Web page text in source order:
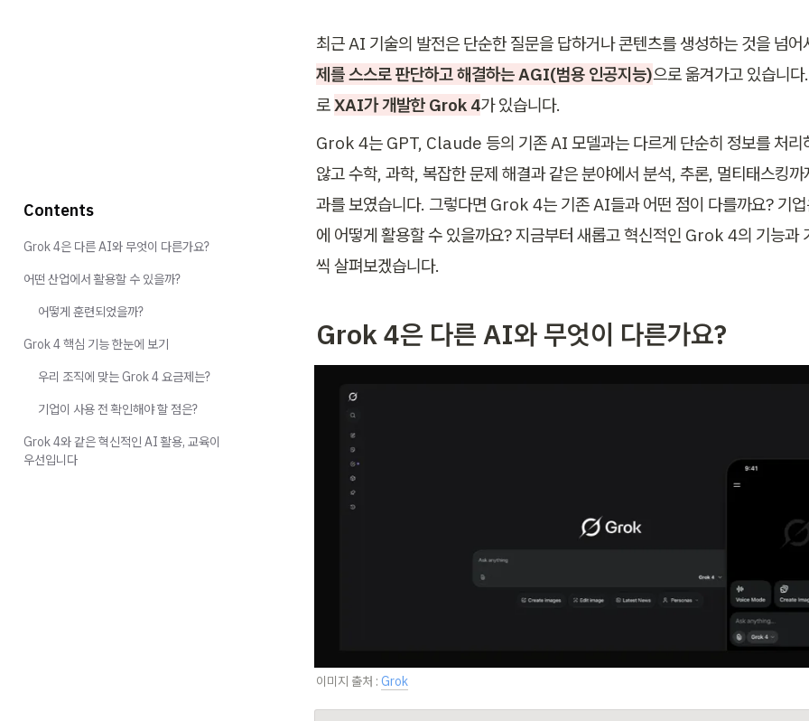
최근 AI 기술의 발전은 단순한 질문을 답하거나 콘텐츠를 생성하는 것을 넘
제를 스스로 판단하고 해결하는 AGI(범용 인공지능)으로 옮겨가고 있습니
로 XAI가 개발한 Grok 4가 있습니다.
Grok 4는 GPT, Claude 등의 기존 AI 모델과는 다르게 단순히 정보를 처리
않고 수학, 과학, 복잡한 문제 해결과 같은 분야에서 분석, 추론, 멀티태스킹
과를 보였습니다. 그렇다면 Grok 4는 기존 AI들과 어떤 점이 다를까요? 기
에 어떻게 활용할 수 있을까요? 지금부터 새롭고 혁신적인 Grok 4의 기능과
씩 살펴보겠습니다.
Grok 4은 다른 AI와 무엇이 다른가요?
이미지 출처 : Grok
Contents
Grok 4은 다른 AI와 무엇이 다른가요?
어떤 산업에서 활용할 수 있을까?
어떻게 훈련되었을까?
Grok 4 핵심 기능 한눈에 보기
우리 조직에 맞는 Grok 4 요금제는?
기업이 사용 전 확인해야 할 점은?
Grok 4와 같은 혁신적인 AI 활용, 교육이
우선입니다